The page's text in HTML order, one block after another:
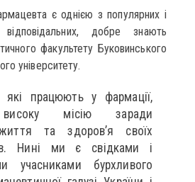
є однією з популярних і
добре знають
факультету Буковинського
університету.
які працюють у фармації,
місію заради
та здоров’я своїх
Нині ми є свідками і
учасниками бурхливого